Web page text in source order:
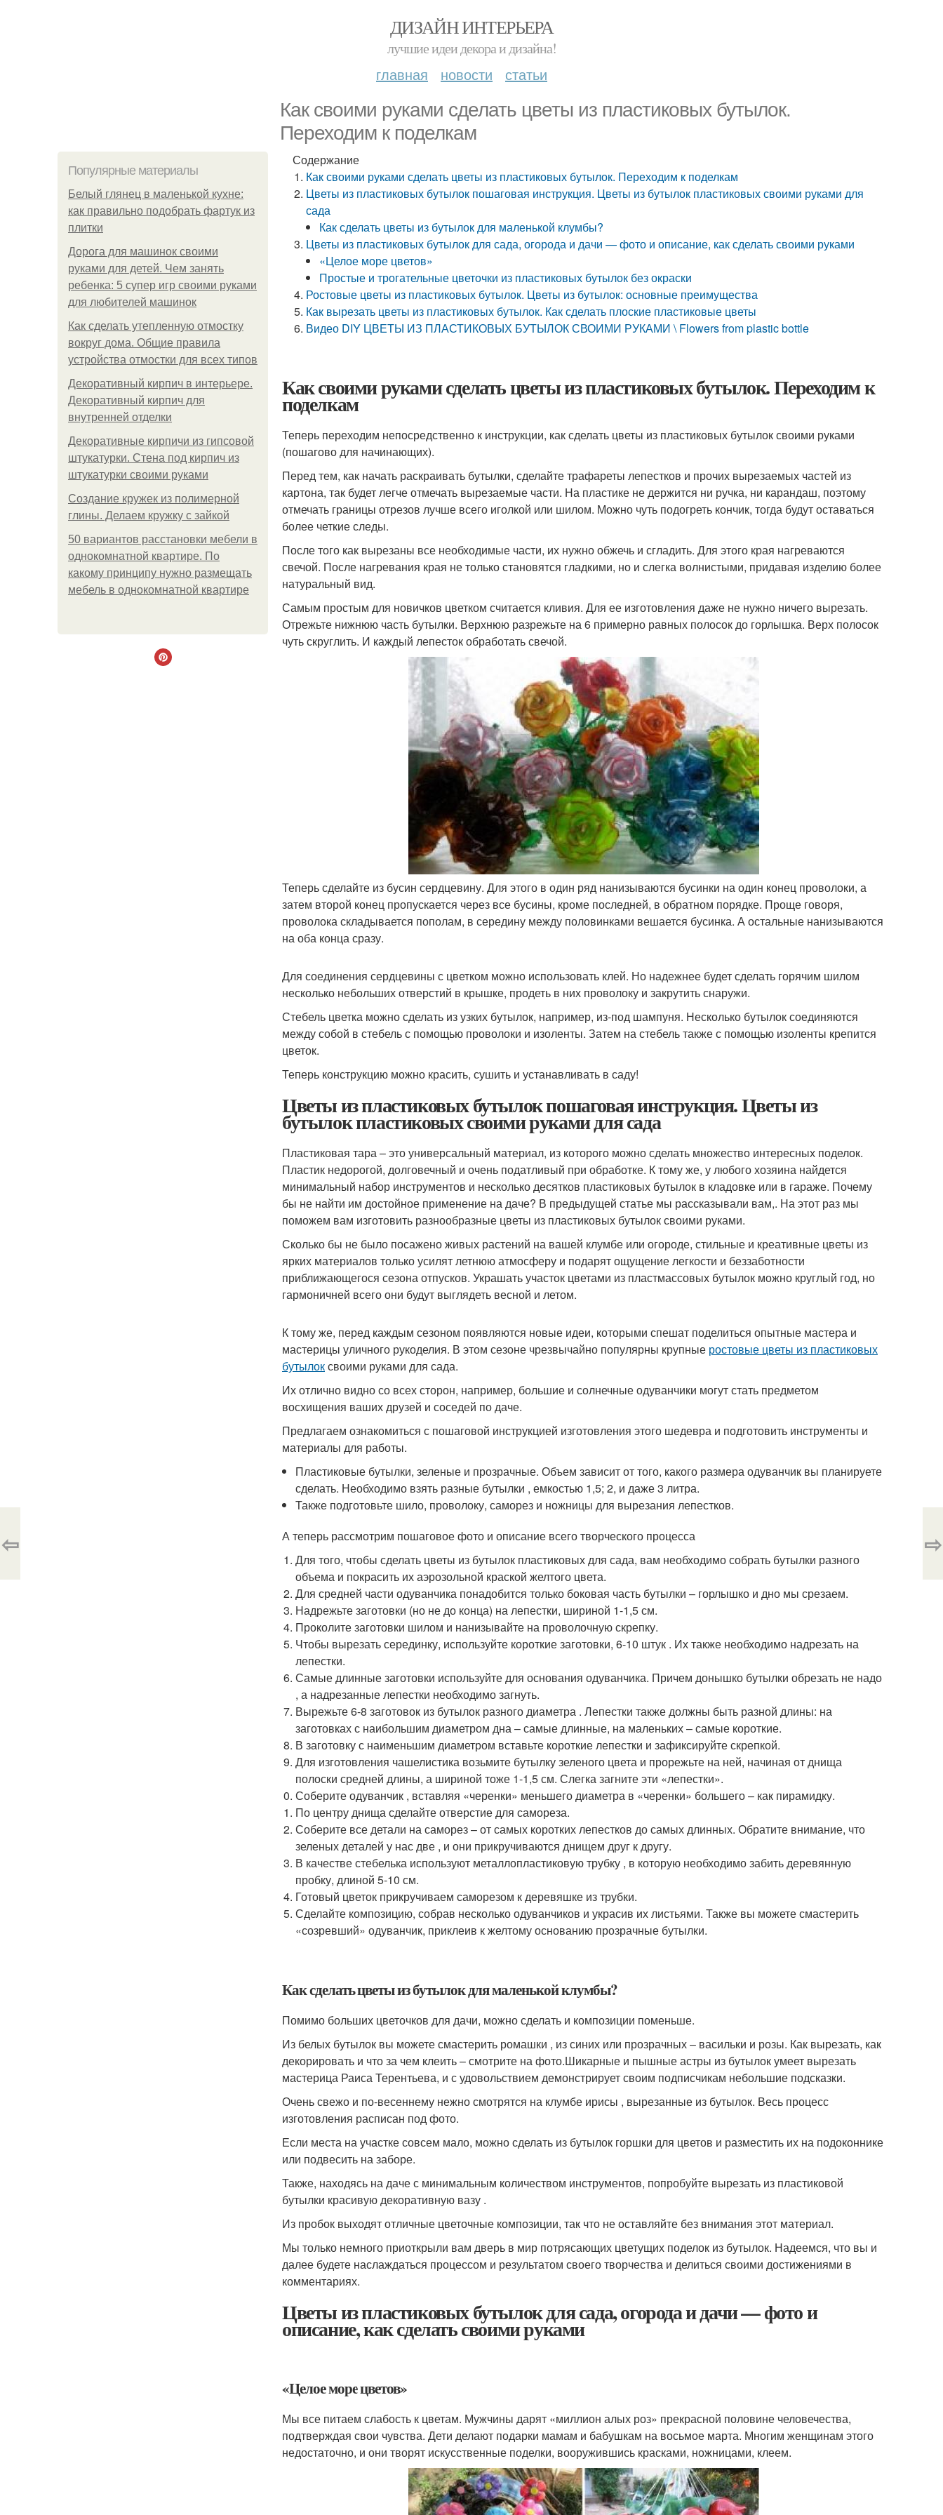
ДИЗАЙН ИНТЕРЬЕРА
лучшие идеи декора и дизайна!
главная новости статьи
Как своими руками сделать цветы из пластиковых бутылок.
Переходим к поделкам
Популярные материалы
Белый глянец в маленькой кухне:
как правильно подобрать фартук из
плитки
Дорога для машинок своими
руками для детей. Чем занять
ребенка: 5 супер игр своими руками
для любителей машинок
Как сделать утепленную отмостку
вокруг дома. Общие правила
устройства отмостки для всех типов
Декоративный кирпич в интерьере.
Декоративный кирпич для
внутренней отделки
Декоративные кирпичи из гипсовой
штукатурки. Стена под кирпич из
штукатурки своими руками
Создание кружек из полимерной
глины. Делаем кружку с зайкой
50 вариантов расстановки мебели в
однокомнатной квартире. По
какому принципу нужно размещать
мебель в однокомнатной квартире
Содержание
Как своими руками сделать цветы из пластиковых бутылок. Переходим к поделкам
Цветы из пластиковых бутылок пошаговая инструкция. Цветы из бутылок пластиковых своими руками для
сада
Как сделать цветы из бутылок для маленькой клумбы?
Цветы из пластиковых бутылок для сада, огорода и дачи — фото и описание, как сделать своими руками
«Целое море цветов»
Простые и трогательные цветочки из пластиковых бутылок без окраски
Ростовые цветы из пластиковых бутылок. Цветы из бутылок: основные преимущества
Как вырезать цветы из пластиковых бутылок. Как сделать плоские пластиковые цветы
Видео DIY ЦВЕТЫ ИЗ ПЛАСТИКОВЫХ БУТЫЛОК СВОИМИ РУКАМИ \ Flowers from plastic bottle
Как своими руками сделать цветы из пластиковых бутылок. Переходим к
поделкам
Теперь переходим непосредственно к инструкции, как сделать цветы из пластиковых бутылок своими руками
(пошагово для начинающих).
Перед тем, как начать раскраивать бутылки, сделайте трафареты лепестков и прочих вырезаемых частей из
картона, так будет легче отмечать вырезаемые части. На пластике не держится ни ручка, ни карандаш, поэтому
отмечать границы отрезов лучше всего иголкой или шилом. Можно чуть подогреть кончик, тогда будут оставаться
более четкие следы.
После того как вырезаны все необходимые части, их нужно обжечь и сгладить. Для этого края нагреваются
свечой. После нагревания края не только становятся гладкими, но и слегка волнистыми, придавая изделию более
натуральный вид.
Самым простым для новичков цветком считается кливия. Для ее изготовления даже не нужно ничего вырезать.
Отрежьте нижнюю часть бутылки. Верхнюю разрежьте на 6 примерно равных полосок до горлышка. Верх полосок
чуть скруглить. И каждый лепесток обработать свечой.
Теперь сделайте из бусин сердцевину. Для этого в один ряд нанизываются бусинки на один конец проволоки, а
затем второй конец пропускается через все бусины, кроме последней, в обратном порядке. Проще говоря,
проволока складывается пополам, в середину между половинками вешается бусинка. А остальные нанизываются
на оба конца сразу.
Для соединения сердцевины с цветком можно использовать клей. Но надежнее будет сделать горячим шилом
несколько небольших отверстий в крышке, продеть в них проволоку и закрутить снаружи.
Стебель цветка можно сделать из узких бутылок, например, из-под шампуня. Несколько бутылок соединяются
между собой в стебель с помощью проволоки и изоленты. Затем на стебель также с помощью изоленты крепится
цветок.
Теперь конструкцию можно красить, сушить и устанавливать в саду!
Цветы из пластиковых бутылок пошаговая инструкция. Цветы из
бутылок пластиковых своими руками для сада
Пластиковая тара – это универсальный материал, из которого можно сделать множество интересных поделок.
Пластик недорогой, долговечный и очень податливый при обработке. К тому же, у любого хозяина найдется
минимальный набор инструментов и несколько десятков пластиковых бутылок в кладовке или в гараже. Почему
бы не найти им достойное применение на даче? В предыдущей статье мы рассказывали вам,. На этот раз мы
поможем вам изготовить разнообразные цветы из пластиковых бутылок своими руками.
Сколько бы не было посажено живых растений на вашей клумбе или огороде, стильные и креативные цветы из
ярких материалов только усилят летнюю атмосферу и подарят ощущение легкости и беззаботности
приближающегося сезона отпусков. Украшать участок цветами из пластмассовых бутылок можно круглый год, но
гармоничней всего они будут выглядеть весной и летом.
К тому же, перед каждым сезоном появляются новые идеи, которыми спешат поделиться опытные мастера и
мастерицы уличного рукоделия. В этом сезоне чрезвычайно популярны крупные ростовые цветы из пластиковых
бутылоксвоими руками для сада.
Их отлично видно со всех сторон, например, большие и солнечные одуванчики могут стать предметом
восхищения ваших друзей и соседей по даче.
Предлагаем ознакомиться с пошаговой инструкцией изготовления этого шедевра и подготовить инструменты и
материалы для работы.
Пластиковые бутылки, зеленые и прозрачные. Объем зависит от того, какого размера одуванчик вы планируете
сделать. Необходимо взять разные бутылки , емкостью 1,5; 2, и даже 3 литра.
Также подготовьте шило, проволоку, саморез и ножницы для вырезания лепестков.
А теперь рассмотрим пошаговое фото и описание всего творческого процесса
Для того, чтобы сделать цветы из бутылок пластиковых для сада, вам необходимо собрать бутылки разного
объема и покрасить их аэрозольной краской желтого цвета.
Для средней части одуванчика понадобится только боковая часть бутылки – горлышко и дно мы срезаем.
Надрежьте заготовки (но не до конца) на лепестки, шириной 1-1,5 см.
Проколите заготовки шилом и нанизывайте на проволочную скрепку.
Чтобы вырезать серединку, используйте короткие заготовки, 6-10 штук . Их также необходимо надрезать на
лепестки.
Самые длинные заготовки используйте для основания одуванчика. Причем донышко бутылки обрезать не надо
, а надрезанные лепестки необходимо загнуть.
Вырежьте 6-8 заготовок из бутылок разного диаметра . Лепестки также должны быть разной длины: на
заготовках с наибольшим диаметром дна – самые длинные, на маленьких – самые короткие.
В заготовку с наименьшим диаметром вставьте короткие лепестки и зафиксируйте скрепкой.
Для изготовления чашелистика возьмите бутылку зеленого цвета и прорежьте на ней, начиная от днища
полоски средней длины, а шириной тоже 1-1,5 см. Слегка загните эти «лепестки».
Соберите одуванчик , вставляя «черенки» меньшего диаметра в «черенки» большего – как пирамидку.
По центру днища сделайте отверстие для самореза.
Соберите все детали на саморез – от самых коротких лепестков до самых длинных. Обратите внимание, что
зеленых деталей у нас две , и они прикручиваются днищем друг к другу.
В качестве стебелька используют металлопластиковую трубку , в которую необходимо забить деревянную
пробку, длиной 5-10 см.
Готовый цветок прикручиваем саморезом к деревяшке из трубки.
Сделайте композицию, собрав несколько одуванчиков и украсив их листьями. Также вы можете смастерить
«созревший» одуванчик, приклеив к желтому основанию прозрачные бутылки.
Как сделать цветы из бутылок для маленькой клумбы?
Помимо больших цветочков для дачи, можно сделать и композиции поменьше.
Из белых бутылок вы можете смастерить ромашки , из синих или прозрачных – васильки и розы. Как вырезать, как
декорировать и что за чем клеить – смотрите на фото.Шикарные и пышные астры из бутылок умеет вырезать
мастерица Раиса Терентьева, и с удовольствием демонстрирует своим подписчикам небольшие подсказки.
Очень свежо и по-весеннему нежно смотрятся на клумбе ирисы , вырезанные из бутылок. Весь процесс
изготовления расписан под фото.
Если места на участке совсем мало, можно сделать из бутылок горшки для цветов и разместить их на подоконнике
или подвесить на заборе.
Также, находясь на даче с минимальным количеством инструментов, попробуйте вырезать из пластиковой
бутылки красивую декоративную вазу .
Из пробок выходят отличные цветочные композиции, так что не оставляйте без внимания этот материал.
Мы только немного приоткрыли вам дверь в мир потрясающих цветущих поделок из бутылок. Надеемся, что вы и
далее будете наслаждаться процессом и результатом своего творчества и делиться своими достижениями в
комментариях.
Цветы из пластиковых бутылок для сада, огорода и дачи — фото и
описание, как сделать своими руками
«Целое море цветов»
Мы все питаем слабость к цветам. Мужчины дарят «миллион алых роз» прекрасной половине человечества,
подтверждая свои чувства. Дети делают подарки мамам и бабушкам на восьмое марта. Многим женщинам этого
недостаточно, и они творят искусственные поделки, вооружившись красками, ножницами, клеем.
⇦ ⇨